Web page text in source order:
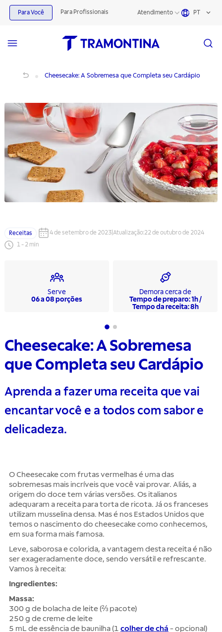
Para Você Para Profissionais Atendimento PT
Cheesecake: A Sobremesa que Completa seu Cardápio
Receitas 4 de setembro de 2023 Atualização:22 de outubro de 2024
1- 2 min
Serve
06 a 08 porções
Demora cerca de
Tempo de preparo: 1h /
Tempo da receita: 8h
Cheesecake: A Sobremesa
que Completa seu Cardápio
Aprenda a fazer uma receita que vai
encantar você e a todos com sabor e
delicadeza.
O Cheesecake com frutas vermelhas é uma das
sobremesas mais incríveis que você vai provar. Aliás, a
origem do doce tem várias versões. Os italianos
adequaram a receita para torta de ricota. Já os franceses
utilizam musselina densa. Mas é nos Estados Unidos que
temos o nascimento do cheesecake como conhecemos,
em sua forma mais famosa.
Leve, saborosa e colorida, a vantagem desta receita é não
ser exageradamente doce, sendo versátil e refrescante.
Vamos à receita:
Ingredientes:
Massa:
300 g de bolacha de leite (⅔ pacote)
250 g de creme de leite
5 mL de essência de baunilha (1 colher de chá - opcional)